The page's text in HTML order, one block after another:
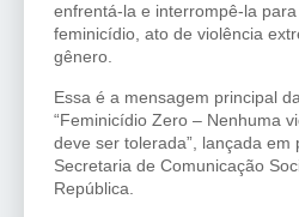
enfrentá-la e interrompê-la
feminicídio, ato de violência
gênero.
Essa é a mensagem principal
“Feminicídio Zero – Nenhuma
deve ser tolerada”, lançada em
Secretaria de Comunicação
República.